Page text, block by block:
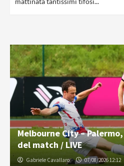
Melbourne City –
del match / LIVE
Gabriele Cavallaro 07/08/2026 12:12